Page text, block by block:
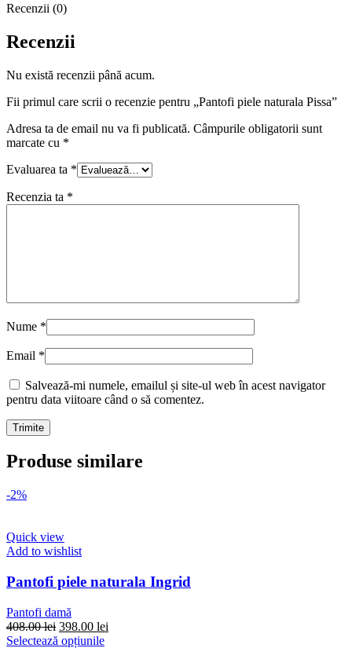
Recenzii (0)
Recenzii
Nu există recenzii până acum.
Fii primul care scrii o recenzie pentru „Pantofi piele naturala Pissa”
Adresa ta de email nu va fi publicată. Câmpurile obligatorii sunt
marcate cu *
Evaluarea ta *
Recenzia ta *
Nume *
Email *
Salvează-mi numele, emailul și site-ul web în acest navigator
pentru data viitoare când o să comentez.
Produse similare
-2%
Quick view
Add to wishlist
Pantofi piele naturala Ingrid
Pantofi damă
408.00lei Prețul
inițial
398.00 lei
Selectează opțiunileAcest